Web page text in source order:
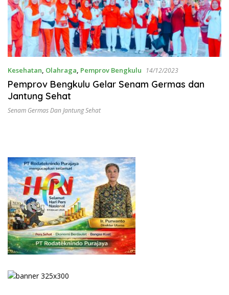
Kesehatan, Olahraga, Pemprov Bengkulu 14/12/2023
Pemprov Bengkulu Gelar Senam Germas dan
Jantung Sehat
Senam Germas Dan Jantung Sehat